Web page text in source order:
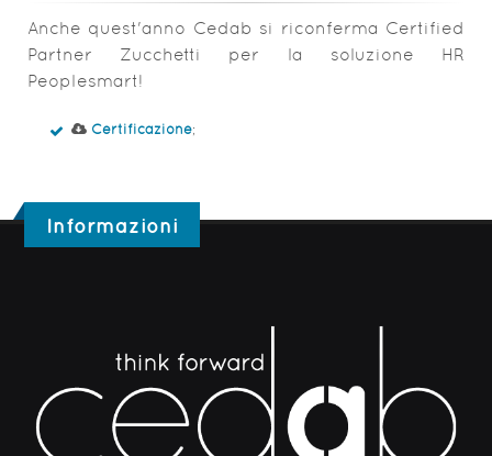
Anche quest'anno Cedab si riconferma Certified
Partner Zucchetti per la soluzione HR
Peoplesmart!
Certificazione;
Informazioni